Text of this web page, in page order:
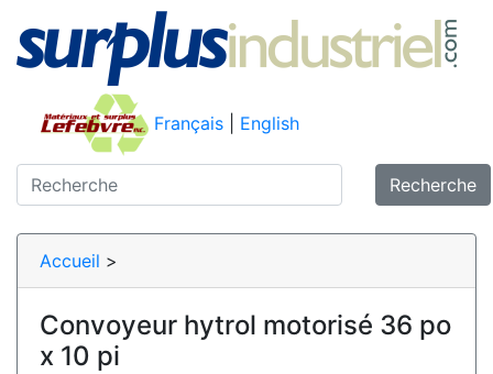
Français English
Recherche
Accueil >
Convoyeur hytrol motorisé 36 po
x 10 pi